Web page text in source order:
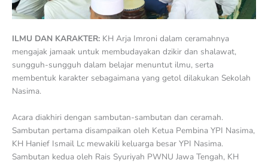
ILMU DAN KARAKTER: KH Arja Imroni dalam ceramahnya
mengajak jamaak untuk membudayakan dzikir dan shalawat,
sungguh-sungguh dalam belajar menuntut ilmu, serta
membentuk karakter sebagaimana yang getol dilakukan Sekolah
Nasima.
Acara diakhiri dengan sambutan-sambutan dan ceramah.
Sambutan pertama disampaikan oleh Ketua Pembina YPI Nasima,
KH Hanief Ismail Lc mewakili keluarga besar YPI Nasima.
Sambutan kedua oleh Rais Syuriyah PWNU Jawa Tengah, KH